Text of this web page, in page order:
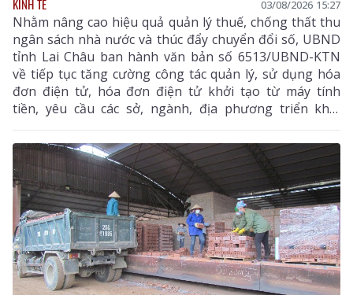
KINH TẾ 03/08/2026 15:27
Nhằm nâng cao hiệu quả quản lý thuế, chống thất thu
ngân sách nhà nước và thúc đẩy chuyển đổi số, UBND
tỉnh Lai Châu ban hành văn bản số 6513/UBND-KTN
về tiếp tục tăng cường công tác quản lý, sử dụng hóa
đơn điện tử, hóa đơn điện tử khởi tạo từ máy tính
tiền, yêu cầu các sở, ngành, địa phương triển khai
đồng bộ các giải pháp nhằm nâng cao hiệu quả quản
lý thuế, chống thất thu ngân sách và thúc đẩy chuyển
đổi số trên địa bàn tỉnh.